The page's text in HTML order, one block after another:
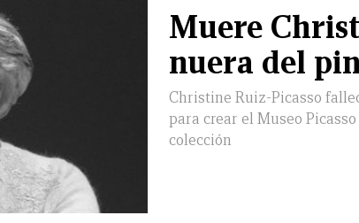
Muere
nuera del
Christine Ruiz-Picasso
para crear el Museo
colección